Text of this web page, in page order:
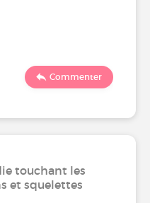
Commenter
touchant les
et squelettes